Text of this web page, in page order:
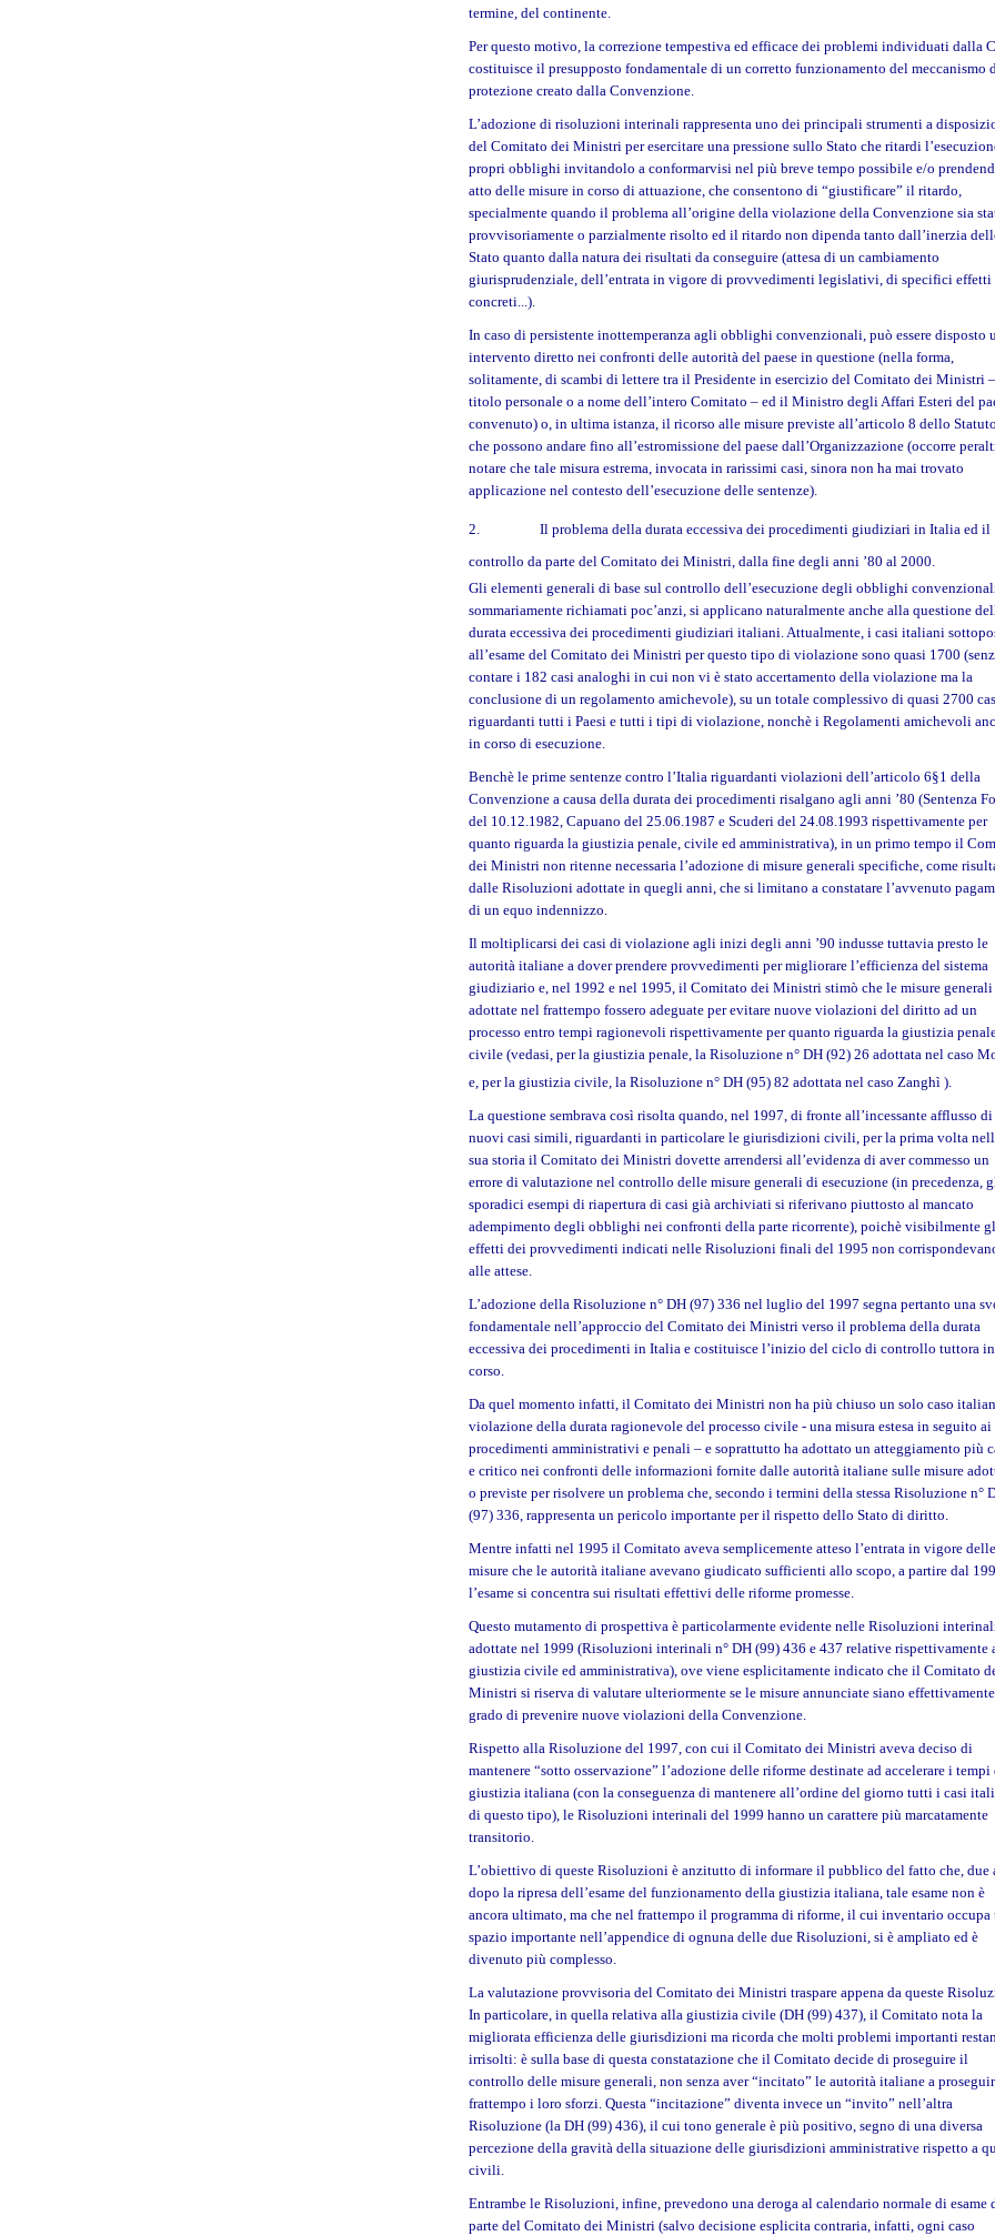
termine, del continente.
Per questo motivo, la correzione tempestiva ed efficace dei problemi individuati dalla
costituisce il presupposto fondamentale di un corretto funzionamento del meccanismo
protezione creato dalla Convenzione.
L’adozione di risoluzioni interinali rappresenta uno dei principali strumenti a
del Comitato dei Ministri per esercitare una pressione sullo Stato che ritardi
propri obblighi invitandolo a conformarvisi nel più breve tempo possibile e/o
atto delle misure in corso di attuazione, che consentono di “giustificare” il ritardo,
specialmente quando il problema all’origine della violazione della Convenzione sia
provvisoriamente o parzialmente risolto ed il ritardo non dipenda tanto dall’inerzia
Stato quanto dalla natura dei risultati da conseguire (attesa di un cambiamento
giurisprudenziale, dell’entrata in vigore di provvedimenti legislativi, di specifici effetti
concreti...).
In caso di persistente inottemperanza agli obblighi convenzionali, può essere disposto
intervento diretto nei confronti delle autorità del paese in questione (nella forma,
solitamente, di scambi di lettere tra il Presidente in esercizio del Comitato dei Ministri
titolo personale o a nome dell’intero Comitato – ed il Ministro degli Affari Esteri del
convenuto) o, in ultima istanza, il ricorso alle misure previste all’articolo 8 dello Statuto,
che possono andare fino all’estromissione del paese dall’Organizzazione (occorre
notare che tale misura estrema, invocata in rarissimi casi, sinora non ha mai trovato
applicazione nel contesto dell’esecuzione delle sentenze).
2.
Il problema della durata eccessiva dei procedimenti giudiziari in Italia ed il
controllo da parte del Comitato dei Ministri, dalla fine degli anni ’80 al 2000.
Gli elementi generali di base sul controllo dell’esecuzione degli obblighi
sommariamente richiamati poc’anzi, si applicano naturalmente anche alla questione
durata eccessiva dei procedimenti giudiziari italiani. Attualmente, i casi italiani
all’esame del Comitato dei Ministri per questo tipo di violazione sono quasi 1700
contare i 182 casi analoghi in cui non vi è stato accertamento della violazione ma la
conclusione di un regolamento amichevole), su un totale complessivo di quasi 2700
riguardanti tutti i Paesi e tutti i tipi di violazione, nonchè i Regolamenti amichevoli
in corso di esecuzione.
Benchè le prime sentenze contro l’Italia riguardanti violazioni dell’articolo 6§1 della
Convenzione a causa della durata dei procedimenti risalgano agli anni ’80 (Sentenza
del 10.12.1982, Capuano del 25.06.1987 e Scuderi del 24.08.1993 rispettivamente per
quanto riguarda la giustizia penale, civile ed amministrativa), in un primo tempo il
dei Ministri non ritenne necessaria l’adozione di misure generali specifiche, come
dalle Risoluzioni adottate in quegli anni, che si limitano a constatare l’avvenuto
di un equo indennizzo.
Il moltiplicarsi dei casi di violazione agli inizi degli anni ’90 indusse tuttavia presto le
autorità italiane a dover prendere provvedimenti per migliorare l’efficienza del sistema
giudiziario e, nel 1992 e nel 1995, il Comitato dei Ministri stimò che le misure generali
adottate nel frattempo fossero adeguate per evitare nuove violazioni del diritto ad un
processo entro tempi ragionevoli rispettivamente per quanto riguarda la giustizia
civile (vedasi, per la giustizia penale, la Risoluzione n° DH (92) 26 adottata nel caso
e, per la giustizia civile, la Risoluzione n° DH (95) 82 adottata nel caso Zanghì ).
La questione sembrava così risolta quando, nel 1997, di fronte all’incessante afflusso di
nuovi casi simili, riguardanti in particolare le giurisdizioni civili, per la prima volta
sua storia il Comitato dei Ministri dovette arrendersi all’evidenza di aver commesso un
errore di valutazione nel controllo delle misure generali di esecuzione (in precedenza,
sporadici esempi di riapertura di casi già archiviati si riferivano piuttosto al mancato
adempimento degli obblighi nei confronti della parte ricorrente), poichè visibilmente
effetti dei provvedimenti indicati nelle Risoluzioni finali del 1995 non
alle attese.
L’adozione della Risoluzione n° DH (97) 336 nel luglio del 1997 segna pertanto una
fondamentale nell’approccio del Comitato dei Ministri verso il problema della durata
eccessiva dei procedimenti in Italia e costituisce l’inizio del ciclo di controllo tuttora in
corso.
Da quel momento infatti, il Comitato dei Ministri non ha più chiuso un solo caso
violazione della durata ragionevole del processo civile - una misura estesa in seguito ai
procedimenti amministrativi e penali – e soprattutto ha adottato un atteggiamento più
e critico nei confronti delle informazioni fornite dalle autorità italiane sulle misure
o previste per risolvere un problema che, secondo i termini della stessa Risoluzione n°
(97) 336, rappresenta un pericolo importante per il rispetto dello Stato di diritto.
Mentre infatti nel 1995 il Comitato aveva semplicemente atteso l’entrata in vigore delle
misure che le autorità italiane avevano giudicato sufficienti allo scopo, a partire dal
l’esame si concentra sui risultati effettivi delle riforme promesse.
Questo mutamento di prospettiva è particolarmente evidente nelle Risoluzioni
adottate nel 1999 (Risoluzioni interinali n° DH (99) 436 e 437 relative rispettivamente
giustizia civile ed amministrativa), ove viene esplicitamente indicato che il Comitato
Ministri si riserva di valutare ulteriormente se le misure annunciate siano
grado di prevenire nuove violazioni della Convenzione.
Rispetto alla Risoluzione del 1997, con cui il Comitato dei Ministri aveva deciso di
mantenere “sotto osservazione” l’adozione delle riforme destinate ad accelerare i
giustizia italiana (con la conseguenza di mantenere all’ordine del giorno tutti i casi
di questo tipo), le Risoluzioni interinali del 1999 hanno un carattere più marcatamente
transitorio.
L’obiettivo di queste Risoluzioni è anzitutto di informare il pubblico del fatto che, due
dopo la ripresa dell’esame del funzionamento della giustizia italiana, tale esame non è
ancora ultimato, ma che nel frattempo il programma di riforme, il cui inventario occupa
spazio importante nell’appendice di ognuna delle due Risoluzioni, si è ampliato ed è
divenuto più complesso.
La valutazione provvisoria del Comitato dei Ministri traspare appena da queste
In particolare, in quella relativa alla giustizia civile (DH (99) 437), il Comitato nota la
migliorata efficienza delle giurisdizioni ma ricorda che molti problemi importanti
irrisolti: è sulla base di questa constatazione che il Comitato decide di proseguire il
controllo delle misure generali, non senza aver “incitato” le autorità italiane a
frattempo i loro sforzi. Questa “incitazione” diventa invece un “invito” nell’altra
Risoluzione (la DH (99) 436), il cui tono generale è più positivo, segno di una diversa
percezione della gravità della situazione delle giurisdizioni amministrative rispetto a
civili.
Entrambe le Risoluzioni, infine, prevedono una deroga al calendario normale di esame
parte del Comitato dei Ministri (salvo decisione esplicita contraria, infatti, ogni caso